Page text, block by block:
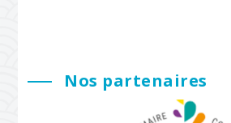
Nos partenaires